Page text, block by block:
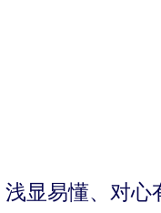
显易懂、对